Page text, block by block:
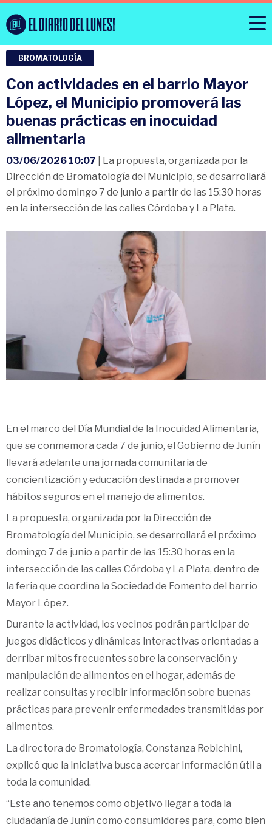
BROMATOLOGÍA
Con actividades en el barrio Mayor
López, el Municipio promoverá las
buenas prácticas en inocuidad
alimentaria
03/06/2026 10:07 | La propuesta, organizada por la
Dirección de Bromatología del Municipio, se desarrollará
el próximo domingo 7 de junio a partir de las 15:30 horas
en la intersección de las calles Córdoba y La Plata.
En el marco del Día Mundial de la Inocuidad Alimentaria,
que se conmemora cada 7 de junio, el Gobierno de Junín
llevará adelante una jornada comunitaria de
concientización y educación destinada a promover
hábitos seguros en el manejo de alimentos.
La propuesta, organizada por la Dirección de
Bromatología del Municipio, se desarrollará el próximo
domingo 7 de junio a partir de las 15:30 horas en la
intersección de las calles Córdoba y La Plata, dentro de
la feria que coordina la Sociedad de Fomento del barrio
Mayor López.
Durante la actividad, los vecinos podrán participar de
juegos didácticos y dinámicas interactivas orientadas a
derribar mitos frecuentes sobre la conservación y
manipulación de alimentos en el hogar, además de
realizar consultas y recibir información sobre buenas
prácticas para prevenir enfermedades transmitidas por
alimentos.
La directora de Bromatología, Constanza Rebichini,
explicó que la iniciativa busca acercar información útil a
toda la comunidad.
“Este año tenemos como objetivo llegar a toda la
ciudadanía de Junín como consumidores para, como bien